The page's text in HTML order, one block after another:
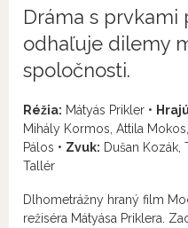
Dráma s
odhaľuje dilemy
spoločnosti.
Réžia: Mátyás Prikler •
Mihály Kormos, Attila
Pálos • Zvuk: Dušan Kozák,
Tallér
Dlhometrážny hraný film
režiséra Mátyása Priklera.